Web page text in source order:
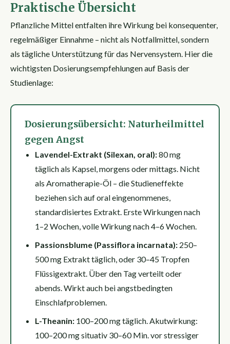
Praktische Übersicht
Pflanzliche Mittel entfalten ihre Wirkung bei konsequenter,
regelmäßiger Einnahme – nicht als Notfallmittel, sondern
als tägliche Unterstützung für das Nervensystem. Hier die
wichtigsten Dosierungsempfehlungen auf Basis der
Studienlage:
Dosierungsübersicht: Naturheilmittel
gegen Angst
Lavendel-Extrakt (Silexan, oral):80 mg
täglich als Kapsel, morgens oder mittags. Nicht
als Aromatherapie-Öl – die Studieneffekte
beziehen sich auf oral eingenommenes,
standardisiertes Extrakt. Erste Wirkungen nach
1–2 Wochen, volle Wirkung nach 4–6 Wochen.
Passionsblume (Passiflora incarnata): 250–
500 mg Extrakt täglich, oder 30–45 Tropfen
Flüssigextrakt. Über den Tag verteilt oder
abends. Wirkt auch bei angstbedingten
Einschlafproblemen.
L-Theanin: 100–200 mg täglich. Akutwirkung:
100–200 mg situativ 30–60 Min. vor stressiger